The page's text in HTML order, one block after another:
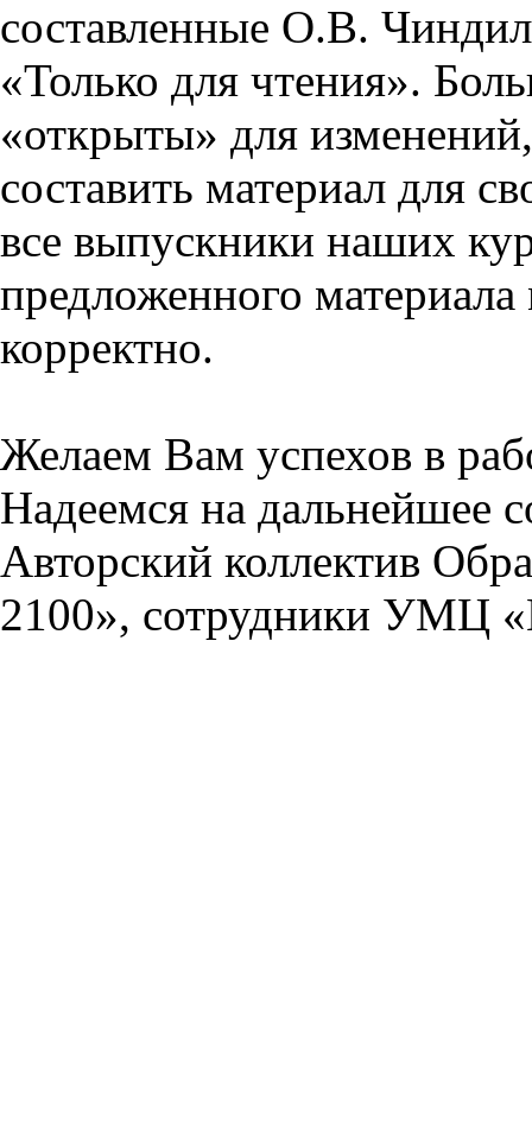
составленные О.В.
«Только для чтения».
«открыты» для
составить материал для
все выпускники наших
предложенного
корректно.
Желаем Вам успехов в
Надеемся на дальнейшее
Авторский коллектив
2100», сотрудники УМЦ